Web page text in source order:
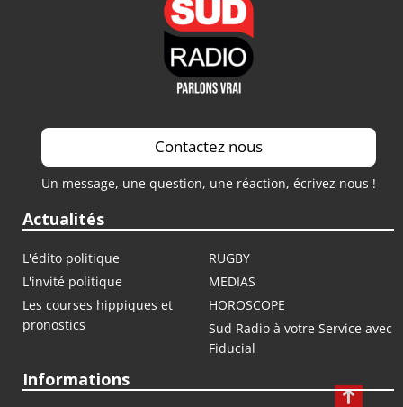
Contactez nous
Un message, une question, une réaction, écrivez nous !
Actualités
L'édito politique
RUGBY
L'invité politique
MEDIAS
Les courses hippiques et
pronostics
HOROSCOPE
Sud Radio à votre Service avec
Fiducial
Informations